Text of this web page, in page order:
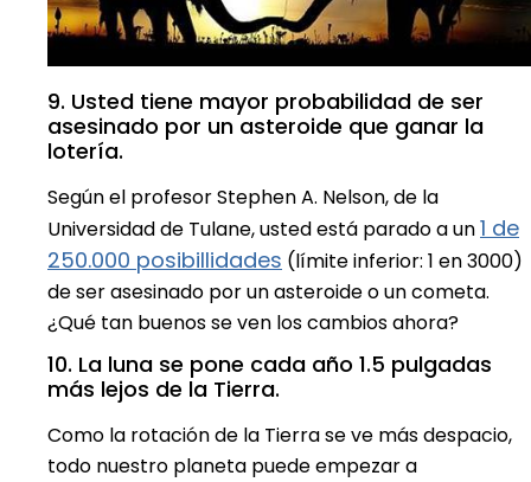
9. Usted tiene mayor probabilidad de ser
asesinado por un asteroide que ganar la
lotería.
Según el profesor Stephen A. Nelson, de la
Universidad de Tulane, usted está parado a un1 de
250.000 posibillidades (límite inferior: 1 en 3000)
de ser asesinado por un asteroide o un cometa.
¿Qué tan buenos se ven los cambios ahora?
10. La luna se pone cada año 1.5 pulgadas
más lejos de la Tierra.
Como la rotación de la Tierra se ve más despacio,
todo nuestro planeta puede empezar a